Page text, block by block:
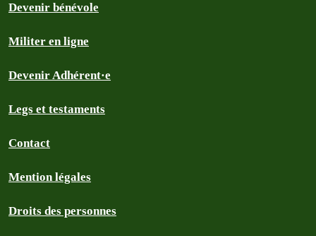
Devenir bénévole
Militer en ligne
Devenir Adhérent·e
Legs et testaments
Contact
Mention légales
Droits des personnes